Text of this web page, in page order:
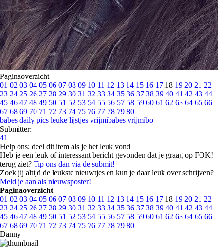
Paginaoverzicht
01 02 03 04 05 06 07 08 09 10 11 12 13 14 15 16 17 18 19 20 21 22
23 24 25 26 27 28 29 30 31 32 33 34 35 36 37 38 39 40 41 42 43 44
45 46 47 48 49 50 51 52 53 54 55 56 57 58 59 60 61 62 63 64 65 66
67 68 69 70 71 72 73 74 75 76 77 78 79 80
babes daily pics leuke lijstjes vrijmibabes vrijmibo
Submitter:
41
Help ons; deel dit item als je het leuk vond
Heb je een leuk of interessant bericht gevonden dat je graag op FOK!
terug ziet? Tip ons dan via de submit!
Zoek jij altijd de leukste nieuwtjes en kun je daar leuk over schrijven?
Meld je aan als nieuwsposter!
Paginaoverzicht
01 02 03 04 05 06 07 08 09 10 11 12 13 14 15 16 17 18 19 20 21 22
23 24 25 26 27 28 29 30 31 32 33 34 35 36 37 38 39 40 41 42 43 44
45 46 47 48 49 50 51 52 53 54 55 56 57 58 59 60 61 62 63 64 65 66
67 68 69 70 71 72 73 74 75 76 77 78 79 80
Danny